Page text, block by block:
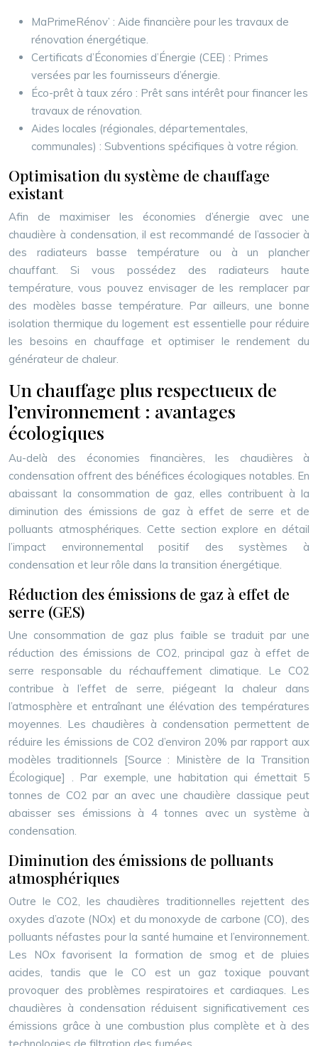
MaPrimeRénov’ : Aide financière pour les travaux de
rénovation énergétique.
Certificats d’Économies d’Énergie (CEE) : Primes
versées par les fournisseurs d’énergie.
Éco-prêt à taux zéro : Prêt sans intérêt pour financer les
travaux de rénovation.
Aides locales (régionales, départementales,
communales) : Subventions spécifiques à votre région.
Optimisation du système de chauffage
existant
Afin de maximiser les économies d’énergie avec une
chaudière à condensation, il est recommandé de l’associer à
des radiateurs basse température ou à un plancher
chauffant. Si vous possédez des radiateurs haute
température, vous pouvez envisager de les remplacer par
des modèles basse température. Par ailleurs, une bonne
isolation thermique du logement est essentielle pour réduire
les besoins en chauffage et optimiser le rendement du
générateur de chaleur.
Un chauffage plus respectueux de
l’environnement : avantages
écologiques
Au-delà des économies financières, les chaudières à
condensation offrent des bénéfices écologiques notables. En
abaissant la consommation de gaz, elles contribuent à la
diminution des émissions de gaz à effet de serre et de
polluants atmosphériques. Cette section explore en détail
l’impact environnemental positif des systèmes à
condensation et leur rôle dans la transition énergétique.
Réduction des émissions de gaz à effet de
serre (GES)
Une consommation de gaz plus faible se traduit par une
réduction des émissions de CO2, principal gaz à effet de
serre responsable du réchauffement climatique. Le CO2
contribue à l’effet de serre, piégeant la chaleur dans
l’atmosphère et entraînant une élévation des températures
moyennes. Les chaudières à condensation permettent de
réduire les émissions de CO2 d’environ 20% par rapport aux
modèles traditionnels [Source : Ministère de la Transition
Écologique] . Par exemple, une habitation qui émettait 5
tonnes de CO2 par an avec une chaudière classique peut
abaisser ses émissions à 4 tonnes avec un système à
condensation.
Diminution des émissions de polluants
atmosphériques
Outre le CO2, les chaudières traditionnelles rejettent des
oxydes d’azote (NOx) et du monoxyde de carbone (CO), des
polluants néfastes pour la santé humaine et l’environnement.
Les NOx favorisent la formation de smog et de pluies
acides, tandis que le CO est un gaz toxique pouvant
provoquer des problèmes respiratoires et cardiaques. Les
chaudières à condensation réduisent significativement ces
émissions grâce à une combustion plus complète et à des